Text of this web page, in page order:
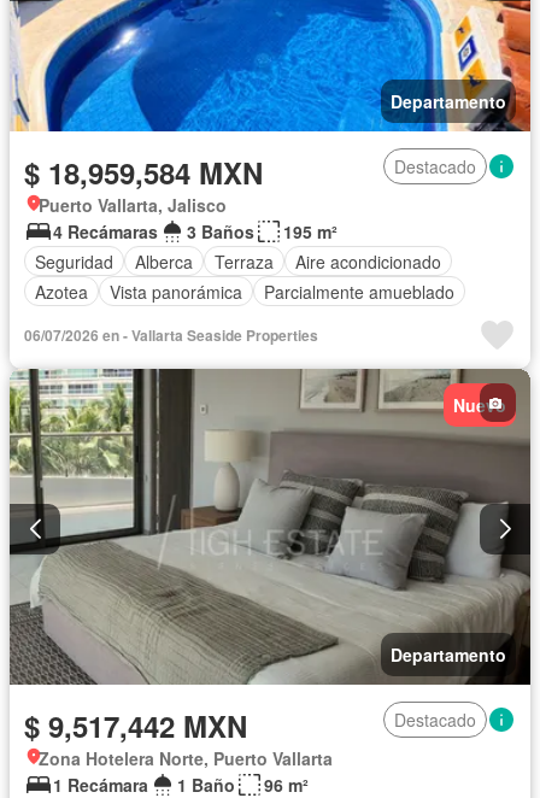
Departamento
$ 18,959,584 MXN
Destacado
Puerto Vallarta, Jalisco
4 Recámaras
3 Baños
195 m²
Seguridad
Alberca Terraza
Aire acondicionado
Azotea
Vista panorámica Parcialmente amueblado
06/07/2026 en - Vallarta Seaside Properties
Nuevo
Departamento
$ 9,517,442 MXN
Destacado
Zona Hotelera Norte, Puerto Vallarta
1 Recámara
1 Baño
96 m²